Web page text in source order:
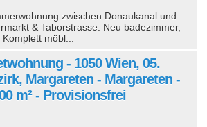
zwischen Donaukanal und
& Taborstrasse. Neu badezimmer,
möbl...
- 1050 Wien, 05.
Margareten - Margareten -
m² - Provisionsfrei